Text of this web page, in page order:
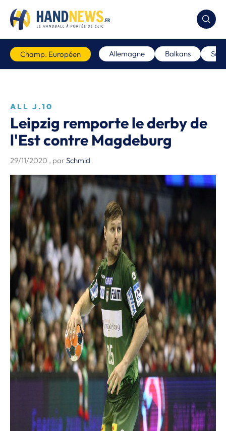
Champ. Européen Allemagne Balkans
ALL J.10
Leipzig remporte le derby de
l'Est contre Magdeburg
29/11/2020 , parSchmid